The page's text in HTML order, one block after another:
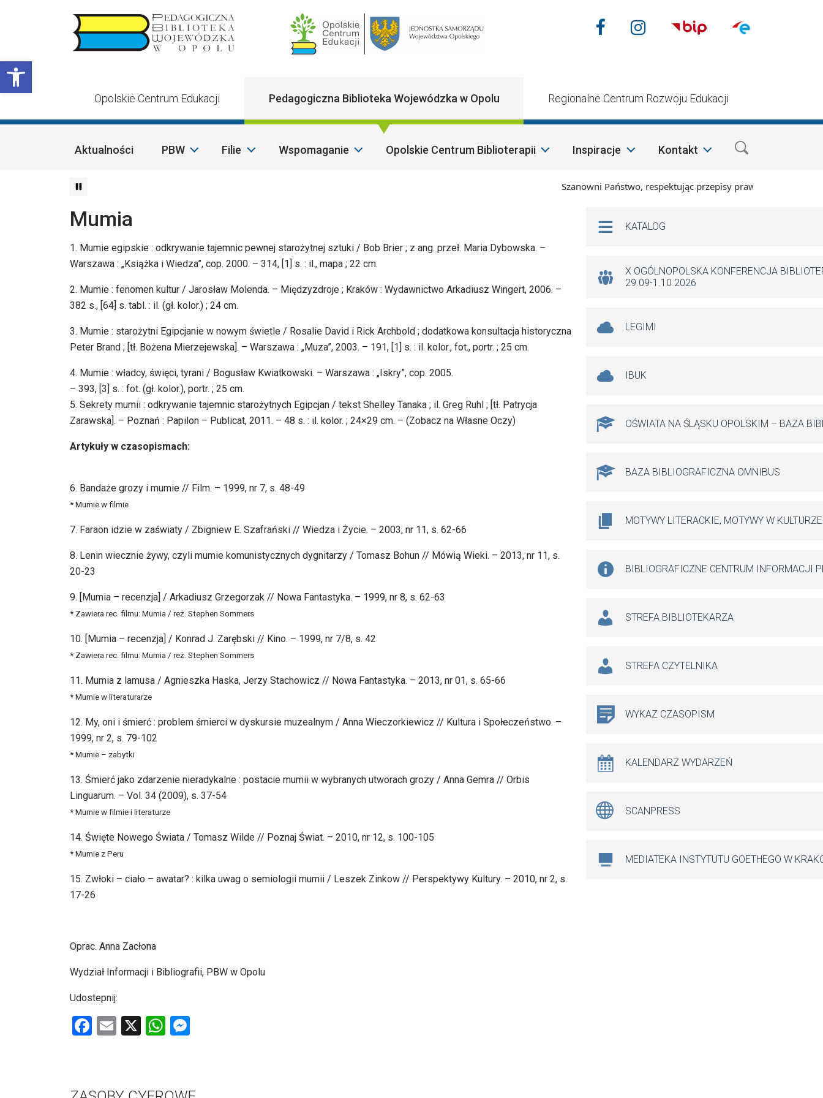
Otwórz pasek narzędzi
Main Navigation
Nasze media
FacebookInstagram
Opolskie Centrum Edukacji Pedagogiczna Biblioteka Wojewódzka w Opolu Regionalne Centrum Rozwoju Edukacji
Aktualności PBW Filie Wspomaganie Opolskie Centrum Biblioterapii Inspiracje Kontakt
Szanowni Państwo, respektując przepisy prawa i mając na
Mumia
1. Mumie egipskie : odkrywanie tajemnic pewnej starożytnej sztuki / Bob Brier ; z ang. przeł. Maria Dybowska. –
Warszawa : „Książka i Wiedza”, cop. 2000. – 314, [1] s. : il., mapa ; 22 cm.
2. Mumie : fenomen kultur / Jarosław Molenda. – Międzyzdroje ; Kraków : Wydawnictwo Arkadiusz Wingert, 2006. –
382 s., [64] s. tabl. : il. (gł. kolor.) ; 24 cm.
3. Mumie : starożytni Egipcjanie w nowym świetle / Rosalie David i Rick Archbold ; dodatkowa konsultacja historyczna
Peter Brand ; [tł. Bożena Mierzejewska]. – Warszawa : „Muza”, 2003. – 191, [1] s. : il. kolor., fot., portr. ; 25 cm.
4. Mumie : władcy, święci, tyrani / Bogusław Kwiatkowski. – Warszawa : „Iskry”, cop. 2005.
– 393, [3] s. : fot. (gł. kolor.), portr. ; 25 cm.
5. Sekrety mumii : odkrywanie tajemnic starożytnych Egipcjan / tekst Shelley Tanaka ; il. Greg Ruhl ; [tł. Patrycja
Zarawska]. – Poznań : Papilon – Publicat, 2011. – 48 s. : il. kolor. ; 24×29 cm. – (Zobacz na Własne Oczy)
Artykuły w czasopismach:
6. Bandaże grozy i mumie // Film. – 1999, nr 7, s. 48-49
* Mumie w filmie
7. Faraon idzie w zaświaty / Zbigniew E. Szafrański // Wiedza i Życie. – 2003, nr 11, s. 62-66
8. Lenin wiecznie żywy, czyli mumie komunistycznych dygnitarzy / Tomasz Bohun // Mówią Wieki. – 2013, nr 11, s.
20-23
9. [Mumia – recenzja] / Arkadiusz Grzegorzak // Nowa Fantastyka. – 1999, nr 8, s. 62-63
* Zawiera rec. filmu: Mumia / reż. Stephen Sommers
10. [Mumia – recenzja] / Konrad J. Zarębski // Kino. – 1999, nr 7/8, s. 42
* Zawiera rec. filmu: Mumia / reż. Stephen Sommers
11. Mumia z lamusa / Agnieszka Haska, Jerzy Stachowicz // Nowa Fantastyka. – 2013, nr 01, s. 65-66
* Mumie w literaturarze
12. My, oni i śmierć : problem śmierci w dyskursie muzealnym / Anna Wieczorkiewicz // Kultura i Społeczeństwo. –
1999, nr 2, s. 79-102
* Mumie – zabytki
13. Śmierć jako zdarzenie nieradykalne : postacie mumii w wybranych utworach grozy / Anna Gemra // Orbis
Linguarum. – Vol. 34 (2009), s. 37-54
* Mumie w filmie i literaturze
14. Święte Nowego Świata / Tomasz Wilde // Poznaj Świat. – 2010, nr 12, s. 100-105
* Mumie z Peru
15. Zwłoki – ciało – awatar? : kilka uwag o semiologii mumii / Leszek Zinkow // Perspektywy Kultury. – 2010, nr 2, s.
17-26
Oprac. Anna Zacłona
Wydział Informacji i Bibliografii, PBW w Opolu
Udostepnij:
F
b
E
X
W
s
n
Na skróty
KATALOG
X OGÓLNOPOLSKA KONFERENCJA
29.09-1.10.2026
LEGIMI
IBUK
OŚWIATA NA ŚLĄSKU OPOLSKIM – BAZA
BAZA BIBLIOGRAFICZNA OMNIBUS
MOTYWY LITERACKIE, MOTYWY W KULTURZE
BIBLIOGRAFICZNE CENTRUM INFORMACJI
STREFA BIBLIOTEKARZA
STREFA CZYTELNIKA
WYKAZ CZASOPISM
KALENDARZ WYDARZEŃ
SCANPRESS
MEDIATEKA INSTYTUTU GOETHEGO W